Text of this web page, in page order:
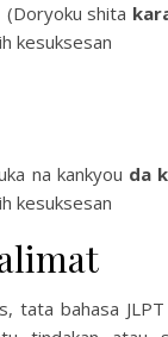
shita
kesuksesan
na kankyou da
kesuksesan
tata bahasa